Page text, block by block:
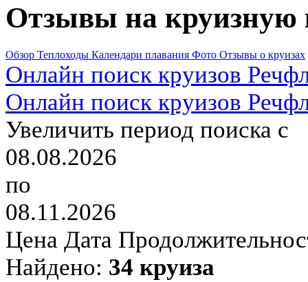
Отзывы на круизную
Обзор Теплоходы Календари плавания Фото Отзывы о круизах
Онлайн поиск круизов
Онлайн поиск круизов
Увеличить период поиска с
08.08.2026
по
08.11.2026
Цена Дата
Найдено: 34 круиза